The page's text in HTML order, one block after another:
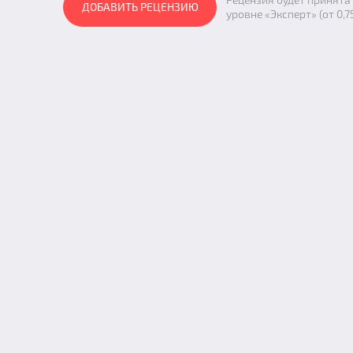
ДОБАВИТЬ РЕЦЕНЗИЮ
уровне «Эксперт» (от